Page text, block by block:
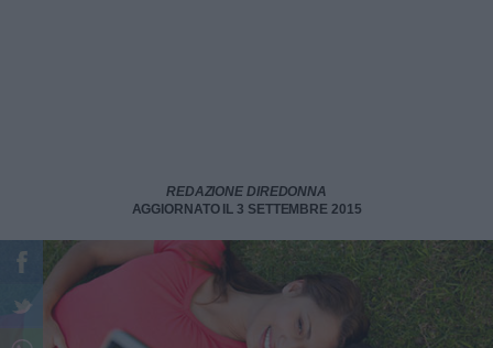
REDAZIONE DIREDONNA
AGGIORNATO IL 3 SETTEMBRE 2015